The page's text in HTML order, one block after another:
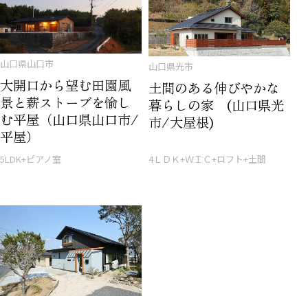
山口県山口市
大開口から望む田園風
景と薪ストーブを愉し
む平屋（山口県山口市/
平屋）
5LDK+ピアノ室
山口県光市
土間のある伸びやかな
暮らしの家 (山口県光
市/大屋根)
4ＬＤＫ+ＷＩＣ+ロフト+土間